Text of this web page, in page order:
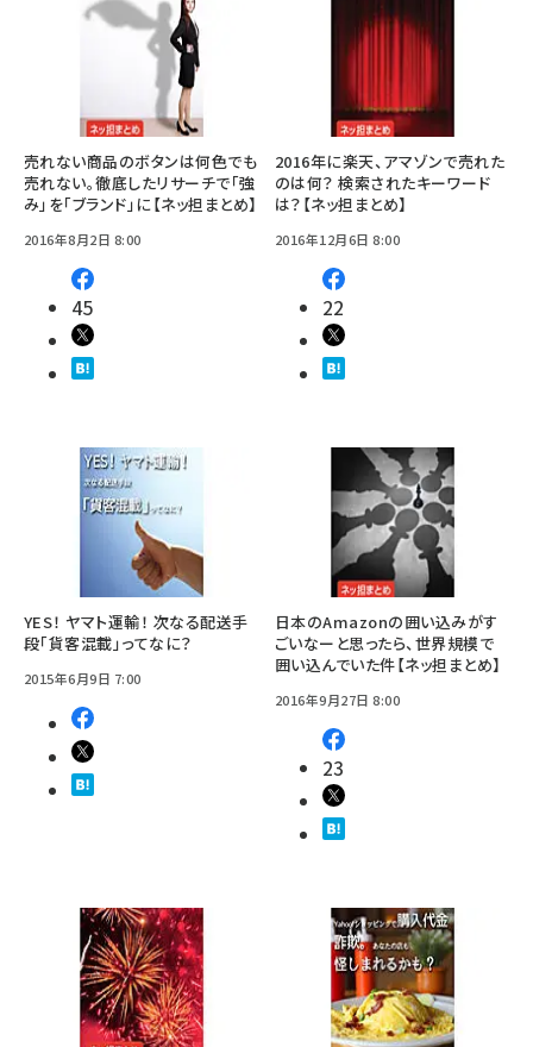
売れない商品のボタンは何色でも
売れない。徹底したリサーチで「強
み」を「ブランド」に【ネッ担まとめ】
2016年8月2日 8:00
45
2016年に楽天、アマゾンで売れた
のは何？ 検索されたキーワード
は？【ネッ担まとめ】
2016年12月6日 8:00
22
YES！ ヤマト運輸！ 次なる配送手
段「貨客混載」ってなに？
2015年6月9日 7:00
日本のAmazonの囲い込みがす
ごいなーと思ったら、世界規模で
囲い込んでいた件【ネッ担まとめ】
2016年9月27日 8:00
23